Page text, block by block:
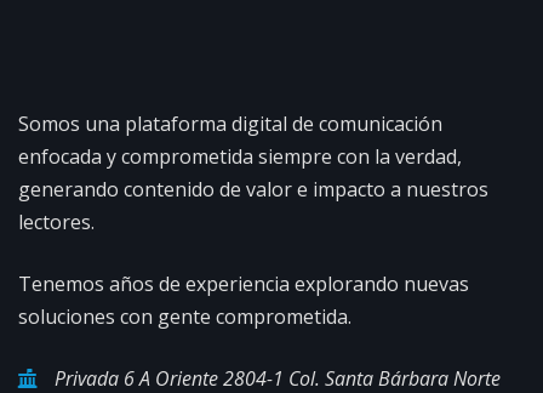
Somos una plataforma digital de comunicación
enfocada y comprometida siempre con la verdad,
generando contenido de valor e impacto a nuestros
lectores.
Tenemos años de experiencia explorando nuevas
soluciones con gente comprometida.
Privada 6 A Oriente 2804-1 Col. Santa Bárbara Norte